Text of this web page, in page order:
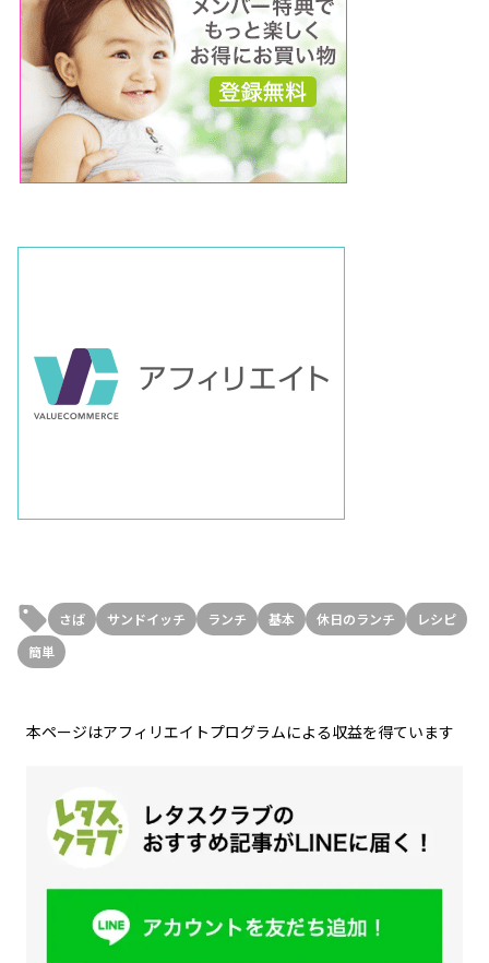
さば サンドイッチ ランチ 基本 休日のランチ
レシピ
簡単
本ページはアフィリエイトプログラムによる収益を得ています